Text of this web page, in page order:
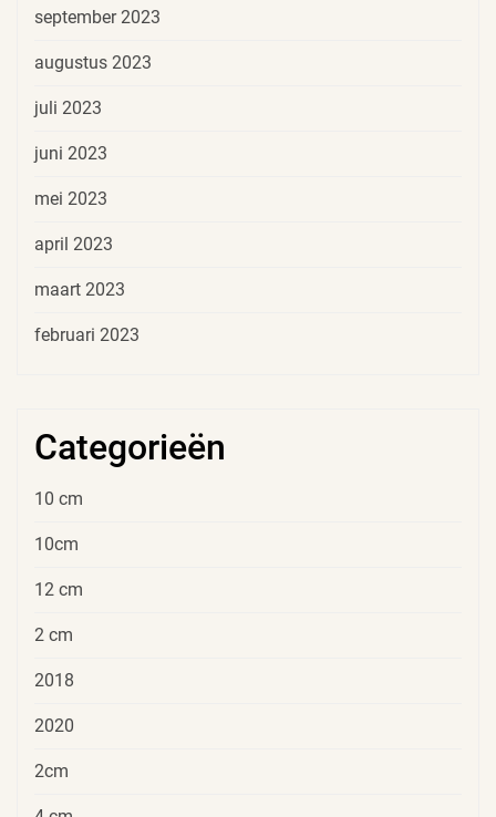
september 2023
augustus 2023
juli 2023
juni 2023
mei 2023
april 2023
maart 2023
februari 2023
Categorieën
10 cm
10cm
12 cm
2 cm
2018
2020
2cm